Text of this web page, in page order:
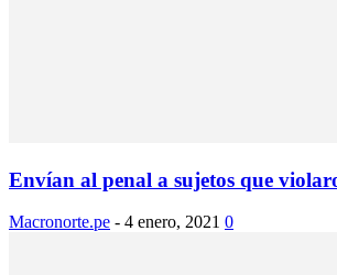
Envían al penal a sujetos que
Macronorte.pe - 4 enero, 2021 0